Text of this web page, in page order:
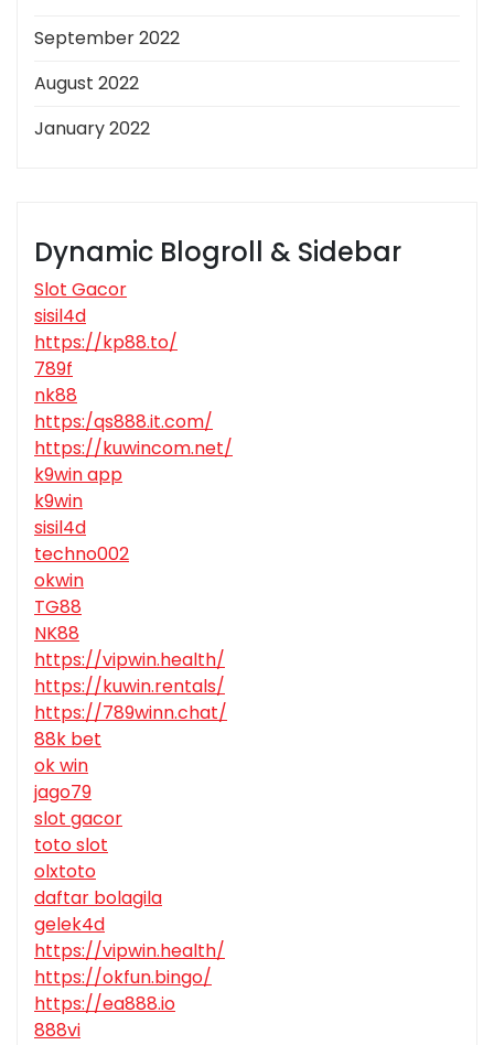
September 2022
August 2022
January 2022
Dynamic Blogroll & Sidebar
Slot Gacor
sisil4d
https://kp88.to/
789f
nk88
https:/qs888.it.com/
https://kuwincom.net/
k9win app
k9win
sisil4d
techno002
okwin
TG88
NK88
https://vipwin.health/
https://kuwin.rentals/
https://789winn.chat/
88k bet
ok win
jago79
slot gacor
toto slot
olxtoto
daftar bolagila
gelek4d
https://vipwin.health/
https://okfun.bingo/
https://ea888.io
888vi